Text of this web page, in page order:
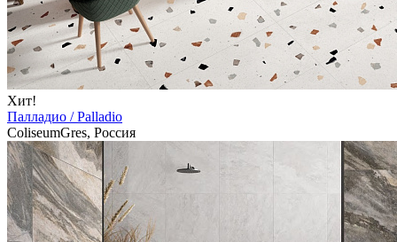
Хит!
Палладио / Palladio
ColiseumGres, Россия